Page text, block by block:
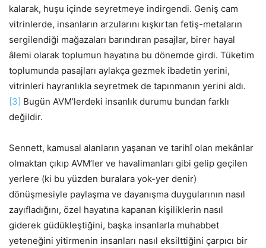
kalarak, huşu içinde seyretmeye indirgendi. Geniş cam
vitrinlerde, insanların arzularını kışkırtan fetiş-metaların
sergilendiği mağazaları barındıran pasajlar, birer hayal
âlemi olarak toplumun hayatına bu dönemde girdi. Tüketim
toplumunda pasajları aylakça gezmek ibadetin yerini,
vitrinleri hayranlıkla seyretmek de tapınmanın yerini aldı.
[3] Bugün AVM’lerdeki insanlık durumu bundan farklı
değildir.
Sennett, kamusal alanların yaşanan ve tarihî olan mekânlar
olmaktan çıkıp AVM’ler ve havalimanları gibi gelip geçilen
yerlere (ki bu yüzden buralara yok-yer denir)
dönüşmesiyle paylaşma ve dayanışma duygularının nasıl
zayıfladığını, özel hayatına kapanan kişiliklerin nasıl
giderek güdükleştiğini, başka insanlarla muhabbet
yeteneğini yitirmenin insanları nasıl eksilttiğini çarpıcı bir